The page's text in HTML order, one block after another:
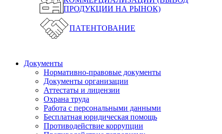
ПРОДУКЦИИ НА РЫНОК)
ПАТЕНТОВАНИЕ
Документы
Нормативно-правовые документы
Документы организации
Аттестаты и лицензии
Охрана труда
Работа с персональными данными
Бесплатная юридическая помощь
Противодействие коррупции